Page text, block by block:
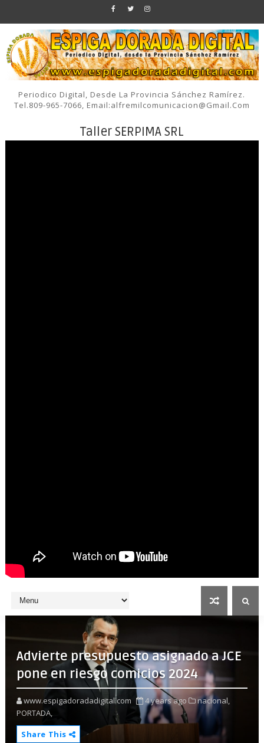
Periodico Digital, Desde La Provincia Sánchez Ramírez.
Tel.809-965-7066, Email:alfremilcomunicacion@gmail.com
Taller SERPIMA SRL
Advierte presupuesto asignado a JCE
pone en riesgo comicios 2024
www.espigadoradadigital.com 4 years ago
nacional,
PORTADA,
Share This